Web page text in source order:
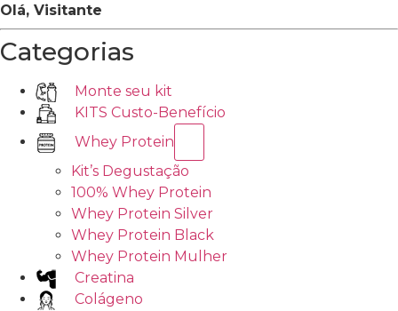
Olá, Visitante
Categorias
Monte seu kit
KITS Custo-Benefício
Whey Protein
Kit’s Degustação
100% Whey Protein
Whey Protein Silver
Whey Protein Black
Whey Protein Mulher
Creatina
Colágeno